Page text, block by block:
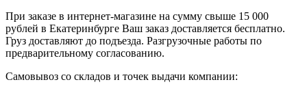
При заказе в интернет-магазине на сумму свыше 15 000
рублей в Екатеринбурге Ваш заказ доставляется бесплатно.
Груз доставляют до подъезда. Разгрузочные работы по
предварительному согласованию.
Самовывоз со складов и точек выдачи компании: